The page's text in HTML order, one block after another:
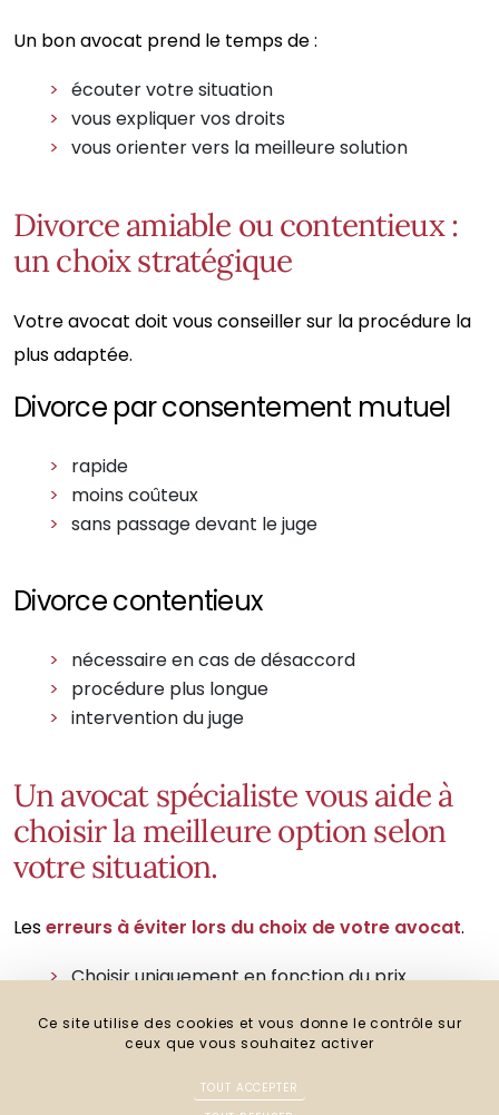
Un bon avocat prend le temps de :
écouter votre situation
vous expliquer vos droits
vous orienter vers la meilleure solution
Divorce amiable ou contentieux :
un choix stratégique
Votre avocat doit vous conseiller sur la procédure la
plus adaptée.
Divorce par consentement mutuel
rapide
moins coûteux
sans passage devant le juge
Divorce contentieux
nécessaire en cas de désaccord
procédure plus longue
intervention du juge
Un avocat spécialiste vous aide à
choisir la meilleure option selon
votre situation.
Leserreurs à éviter lors du choix de votre avocat.
Choisir uniquement en fonction du prix
Négliger la relation de confiance
Ce site utilise des cookies et vous donne le contrôle sur
ceux que vous souhaitez activer
TOUT ACCEPTER